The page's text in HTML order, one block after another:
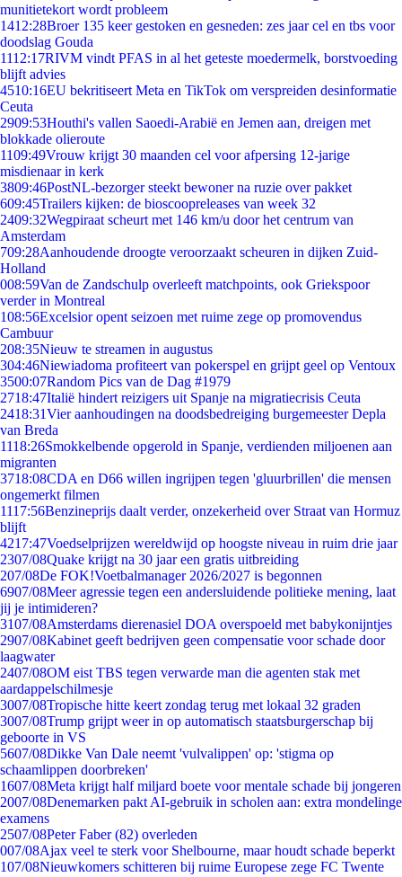
munitietekort wordt probleem
1412:28Broer 135 keer gestoken en gesneden: zes jaar cel en tbs voor
doodslag Gouda
1112:17RIVM vindt PFAS in al het geteste moedermelk, borstvoeding
blijft advies
4510:16EU bekritiseert Meta en TikTok om verspreiden desinformatie
Ceuta
2909:53Houthi's vallen Saoedi-Arabië en Jemen aan, dreigen met
blokkade olieroute
1109:49Vrouw krijgt 30 maanden cel voor afpersing 12-jarige
misdienaar in kerk
3809:46PostNL-bezorger steekt bewoner na ruzie over pakket
609:45Trailers kijken: de bioscoopreleases van week 32
2409:32Wegpiraat scheurt met 146 km/u door het centrum van
Amsterdam
709:28Aanhoudende droogte veroorzaakt scheuren in dijken Zuid-
Holland
008:59Van de Zandschulp overleeft matchpoints, ook Griekspoor
verder in Montreal
108:56Excelsior opent seizoen met ruime zege op promovendus
Cambuur
208:35Nieuw te streamen in augustus
304:46Niewiadoma profiteert van pokerspel en grijpt geel op Ventoux
3500:07Random Pics van de Dag #1979
2718:47Italië hindert reizigers uit Spanje na migratiecrisis Ceuta
2418:31Vier aanhoudingen na doodsbedreiging burgemeester Depla
van Breda
1118:26Smokkelbende opgerold in Spanje, verdienden miljoenen aan
migranten
3718:08CDA en D66 willen ingrijpen tegen 'gluurbrillen' die mensen
ongemerkt filmen
1117:56Benzineprijs daalt verder, onzekerheid over Straat van Hormuz
blijft
4217:47Voedselprijzen wereldwijd op hoogste niveau in ruim drie jaar
2307/08Quake krijgt na 30 jaar een gratis uitbreiding
207/08De FOK!Voetbalmanager 2026/2027 is begonnen
6907/08Meer agressie tegen een andersluidende politieke mening, laat
jij je intimideren?
3107/08Amsterdams dierenasiel DOA overspoeld met babykonijntjes
2907/08Kabinet geeft bedrijven geen compensatie voor schade door
laagwater
2407/08OM eist TBS tegen verwarde man die agenten stak met
aardappelschilmesje
3007/08Tropische hitte keert zondag terug met lokaal 32 graden
3007/08Trump grijpt weer in op automatisch staatsburgerschap bij
geboorte in VS
5607/08Dikke Van Dale neemt 'vulvalippen' op: 'stigma op
schaamlippen doorbreken'
1607/08Meta krijgt half miljard boete voor mentale schade bij jongeren
2007/08Denemarken pakt AI-gebruik in scholen aan: extra mondelinge
examens
2507/08Peter Faber (82) overleden
007/08Ajax veel te sterk voor Shelbourne, maar houdt schade beperkt
107/08Nieuwkomers schitteren bij ruime Europese zege FC Twente